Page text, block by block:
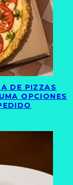
DE PIZZAS
OPCIONES